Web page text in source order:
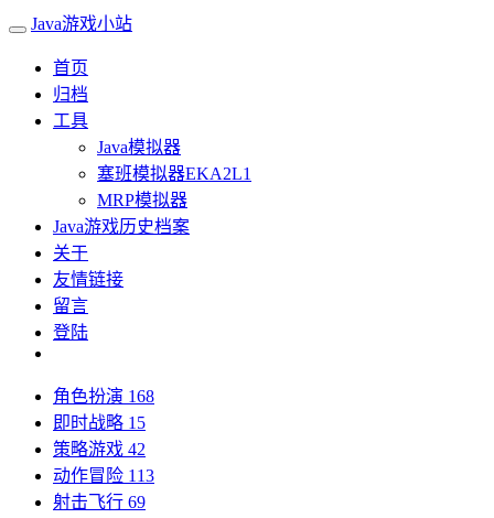
Java游戏小站
首页
归档
工具
Java模拟器
塞班模拟器EKA2L1
MRP模拟器
Java游戏历史档案
关于
友情链接
留言
登陆
角色扮演 168
即时战略 15
策略游戏 42
动作冒险 113
射击飞行 69